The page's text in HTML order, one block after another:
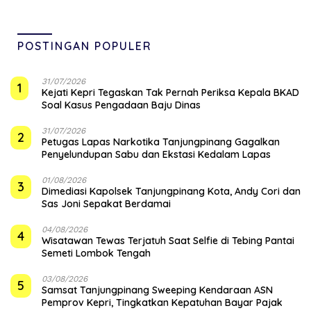
POSTINGAN POPULER
1 31/07/2026
Kejati Kepri Tegaskan Tak Pernah Periksa Kepala BKAD
Soal Kasus Pengadaan Baju Dinas
2 31/07/2026
Petugas Lapas Narkotika Tanjungpinang Gagalkan
Penyelundupan Sabu dan Ekstasi Kedalam Lapas
3 01/08/2026
Dimediasi Kapolsek Tanjungpinang Kota, Andy Cori dan
Sas Joni Sepakat Berdamai
4 04/08/2026
Wisatawan Tewas Terjatuh Saat Selfie di Tebing Pantai
Semeti Lombok Tengah
5 03/08/2026
Samsat Tanjungpinang Sweeping Kendaraan ASN
Pemprov Kepri, Tingkatkan Kepatuhan Bayar Pajak